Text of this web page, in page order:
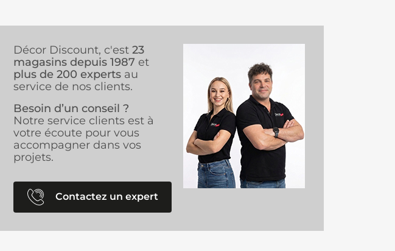
Décor Discount, c'est 23
magasins depuis 1987 et
plus de 200 experts au
service de nos clients.
Besoin d’un conseil ?
Notre service clients est à
votre écoute pour vous
accompagner dans vos
projets.
Contactez un expert